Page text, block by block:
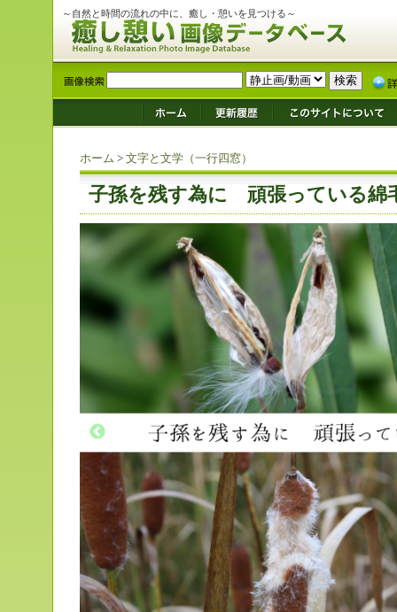
～自然と時間の流れの中に、癒し・憩いを見つける～
ホーム > 文字と文学（一行四窓）
子孫を残す為に 頑張っている